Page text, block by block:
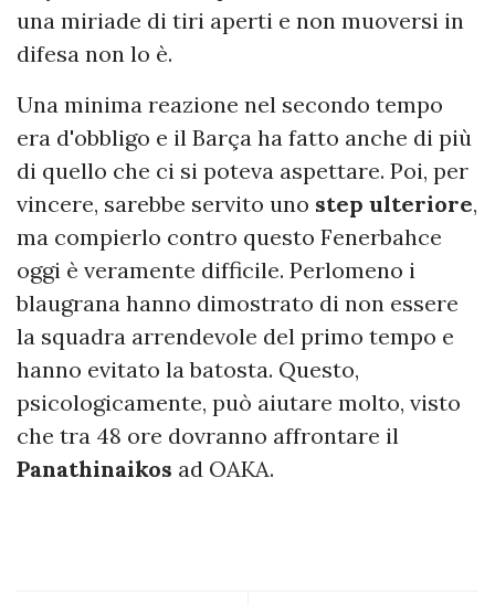
una miriade di tiri aperti e non muoversi in
difesa non lo è.
Una minima reazione nel secondo tempo
era d'obbligo e il Barça ha fatto anche di più
di quello che ci si poteva aspettare. Poi, per
vincere, sarebbe servito uno step ulteriore,
ma compierlo contro questo Fenerbahce
oggi è veramente difficile. Perlomeno i
blaugrana hanno dimostrato di non essere
la squadra arrendevole del primo tempo e
hanno evitato la batosta. Questo,
psicologicamente, può aiutare molto, visto
che tra 48 ore dovranno affrontare il
Panathinaikos ad OAKA.